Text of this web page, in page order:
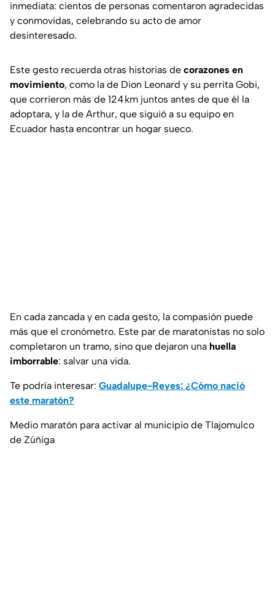
inmediata: cientos de personas comentaron agradecidas
y conmovidas, celebrando su acto de amor
desinteresado.
Este gesto recuerda otras historias de corazones en
movimiento, como la de Dion Leonard y su perrita Gobi,
que corrieron más de 124 km juntos antes de que él la
adoptara, y la de Arthur, que siguió a su equipo en
Ecuador hasta encontrar un hogar sueco.
En cada zancada y en cada gesto, la compasión puede
más que el cronómetro. Este par de maratonistas no solo
completaron un tramo, sino que dejaron una huella
imborrable: salvar una vida.
Te podría interesar: Guadalupe-Reyes: ¿Cómo nació
este maratón?
Medio maratón para activar al municipio de Tlajomulco
de Zúñiga